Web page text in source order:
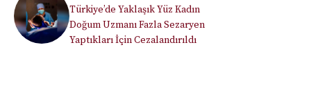
Türkiye’de Yaklaşık Yüz Kadın
Doğum Uzmanı Fazla Sezaryen
Yaptıkları İçin Cezalandırıldı